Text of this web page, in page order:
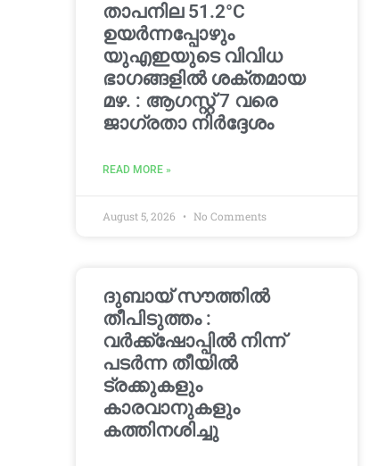
താപനില 51.2°C
ഉയർന്നപ്പോഴും
യുഎഇയുടെ വിവിധ
ഭാഗങ്ങളിൽ ശക്തമായ
മഴ. : ആഗസ്റ്റ് 7 വരെ
ജാഗ്രതാ നിർദ്ദേശം
READ MORE »
August 5, 2026 No Comments
ദുബായ് സൗത്തിൽ
തീപിടുത്തം :
വർക്ക്‌ഷോപ്പിൽ നിന്ന്
പടർന്ന തീയിൽ
ട്രക്കുകളും
കാരവാനുകളും
കത്തിനശിച്ചു